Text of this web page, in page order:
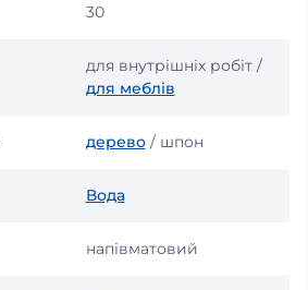
30
для внутрішніх робіт /
для меблів
дерево/ шпон
Вода
напівматовий